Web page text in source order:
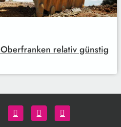
relativ günstig